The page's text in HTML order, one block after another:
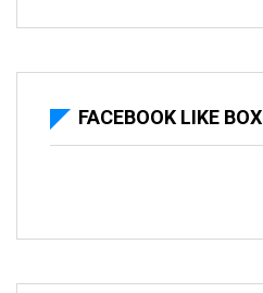
FACEBOOK LIKE BOX